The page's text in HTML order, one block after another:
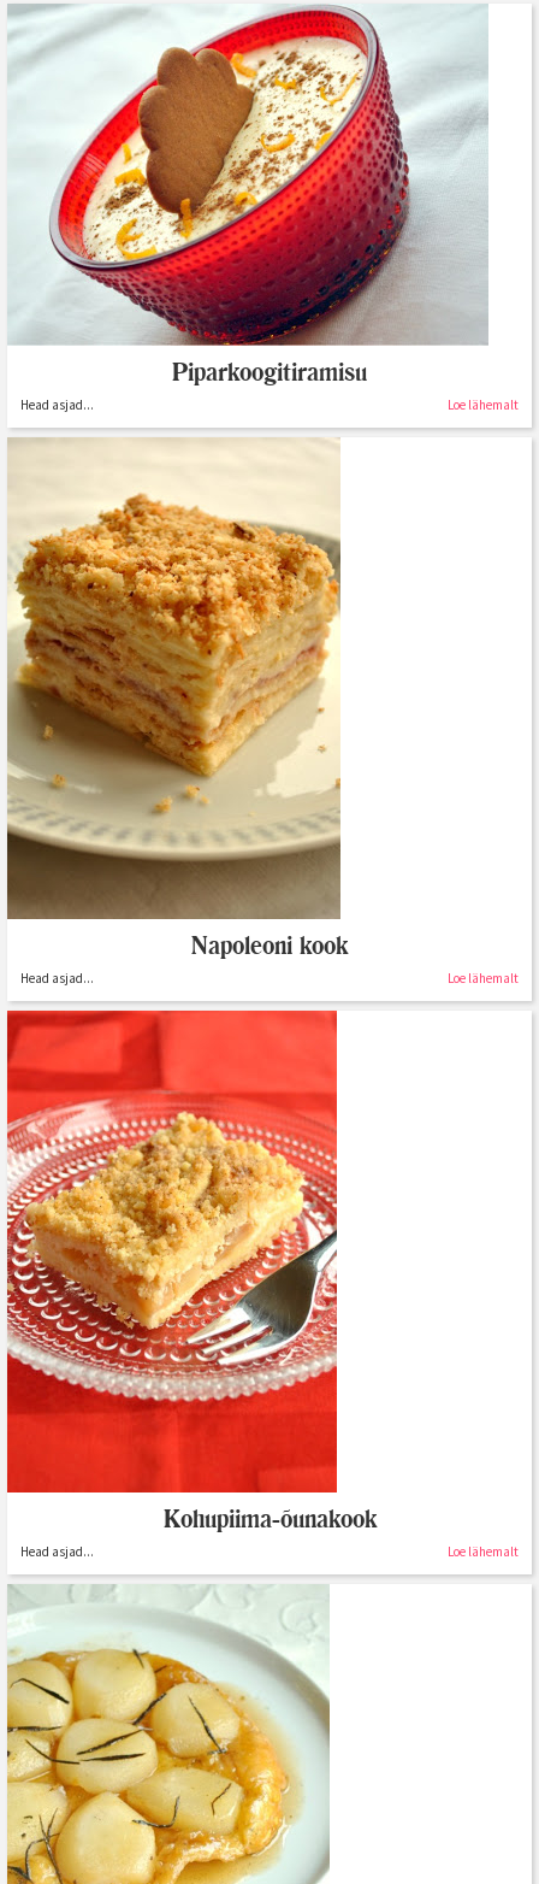
Piparkoogitiramisu
Head asjad... Loe lähemalt
Napoleoni kook
Head asjad... Loe lähemalt
Kohupiima-õunakook
Head asjad... Loe lähemalt